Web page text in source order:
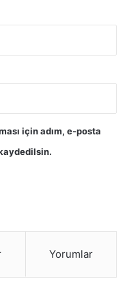
için adım, e-posta
Yorumlar